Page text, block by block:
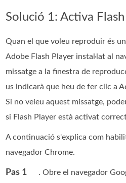
Solució 1: Activa
Quan el que voleu reproduir és
Adobe Flash Player instal·lat al
missatge a la finestra de
us indicarà que heu de fer clic a
Si no veieu aquest missatge,
si Flash Player està activat
A continuació s'explica com
navegador Chrome.
Pas 1
. Obre el navegador